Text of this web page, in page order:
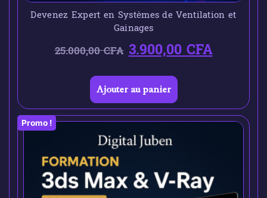
Devenez Expert en Systèmes de Ventilation et
Gainages
25.000,00CFA 3.900,00CFA
Ajouter au panier
Promo !